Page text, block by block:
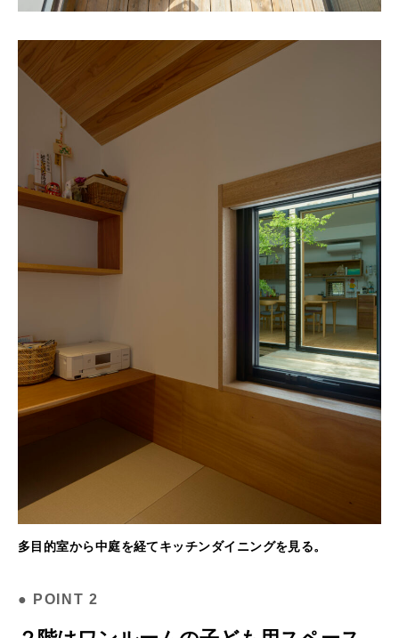
多目的室から中庭を経てキッチンダイニングを見る。